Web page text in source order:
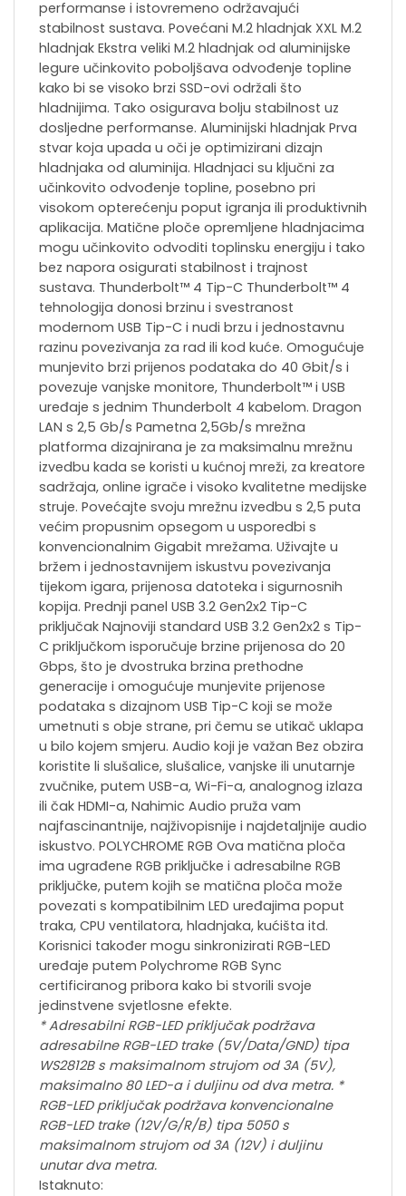
performanse i istovremeno održavajući
stabilnost sustava. Povećani M.2 hladnjak XXL M.2
hladnjak Ekstra veliki M.2 hladnjak od aluminijske
legure učinkovito poboljšava odvođenje topline
kako bi se visoko brzi SSD-ovi održali što
hladnijima. Tako osigurava bolju stabilnost uz
dosljedne performanse. Aluminijski hladnjak Prva
stvar koja upada u oči je optimizirani dizajn
hladnjaka od aluminija. Hladnjaci su ključni za
učinkovito odvođenje topline, posebno pri
visokom opterećenju poput igranja ili produktivnih
aplikacija. Matične ploče opremljene hladnjacima
mogu učinkovito odvoditi toplinsku energiju i tako
bez napora osigurati stabilnost i trajnost
sustava. Thunderbolt™ 4 Tip-C Thunderbolt™ 4
tehnologija donosi brzinu i svestranost
modernom USB Tip-C i nudi brzu i jednostavnu
razinu povezivanja za rad ili kod kuće. Omogućuje
munjevito brzi prijenos podataka do 40 Gbit/s i
povezuje vanjske monitore, Thunderbolt™ i USB
uređaje s jednim Thunderbolt 4 kabelom. Dragon
LAN s 2,5 Gb/s Pametna 2,5Gb/s mrežna
platforma dizajnirana je za maksimalnu mrežnu
izvedbu kada se koristi u kućnoj mreži, za kreatore
sadržaja, online igrače i visoko kvalitetne medijske
struje. Povećajte svoju mrežnu izvedbu s 2,5 puta
većim propusnim opsegom u usporedbi s
konvencionalnim Gigabit mrežama. Uživajte u
bržem i jednostavnijem iskustvu povezivanja
tijekom igara, prijenosa datoteka i sigurnosnih
kopija. Prednji panel USB 3.2 Gen2x2 Tip-C
priključak Najnoviji standard USB 3.2 Gen2x2 s Tip-
C priključkom isporučuje brzine prijenosa do 20
Gbps, što je dvostruka brzina prethodne
generacije i omogućuje munjevite prijenose
podataka s dizajnom USB Tip-C koji se može
umetnuti s obje strane, pri čemu se utikač uklapa
u bilo kojem smjeru. Audio koji je važan Bez obzira
koristite li slušalice, slušalice, vanjske ili unutarnje
zvučnike, putem USB-a, Wi-Fi-a, analognog izlaza
ili čak HDMI-a, Nahimic Audio pruža vam
najfascinantnije, najživopisnije i najdetaljnije audio
iskustvo. POLYCHROME RGB Ova matična ploča
ima ugrađene RGB priključke i adresabilne RGB
priključke, putem kojih se matična ploča može
povezati s kompatibilnim LED uređajima poput
traka, CPU ventilatora, hladnjaka, kućišta itd.
Korisnici također mogu sinkronizirati RGB-LED
uređaje putem Polychrome RGB Sync
certificiranog pribora kako bi stvorili svoje
jedinstvene svjetlosne efekte.
* Adresabilni RGB-LED priključak podržava
adresabilne RGB-LED trake (5V/Data/GND) tipa
WS2812B s maksimalnom strujom od 3A (5V),
maksimalno 80 LED-a i duljinu od dva metra. *
RGB-LED priključak podržava konvencionalne
RGB-LED trake (12V/G/R/B) tipa 5050 s
maksimalnom strujom od 3A (12V) i duljinu
unutar dva metra.
Istaknuto: